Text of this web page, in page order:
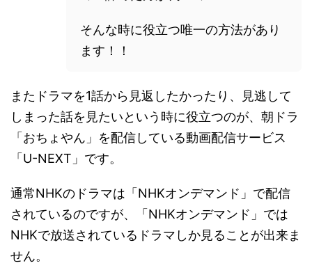
そんな時に役立つ唯一の方法があり
ます！！
またドラマを1話から見返したかったり、見逃して
しまった話を見たいという時に役立つのが、朝ドラ
「おちょやん」を配信している動画配信サービス
「U-NEXT」です。
通常NHKのドラマは「NHKオンデマンド」で配信
されているのですが、「NHKオンデマンド」では
NHKで放送されているドラマしか見ることが出来ま
せん。